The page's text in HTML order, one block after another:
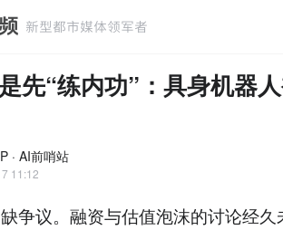
先“练内功”：具身机器
· AI前哨站
11:12
争议。融资与估值泡沫的讨论经